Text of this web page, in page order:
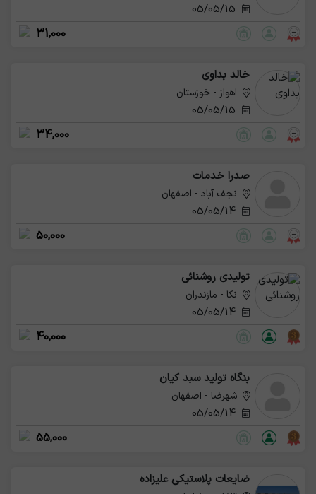
31,000
خالد بداوی
اهواز - خوزستان
34,000
صدرا خدمات
نجف آباد - اصفهان
05/05/14
50,000
تولیدی روشنائی
نکا - مازندران
05/05/14
40,000
بنگاه تولید سبد کیان
شهرضا - اصفهان
05/05/14
55,000
ضایعات پلاستیکی علیزاده